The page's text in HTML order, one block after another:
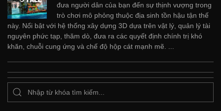
đưa người dân của bạn đến sự thịnh vượng trong
trò chơi mô phỏng thuộc địa sinh tồn hậu tận thế
này. Nổi bật với hệ thống xây dựng 3D dựa trên vật lý, quản lý tài
nguyên phức tạp, thăm dò, đưa ra các quyết định chính trị khó
khăn, chuỗi cung ứng và chế độ hộp cát mạnh mẽ. ...